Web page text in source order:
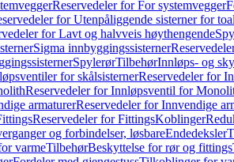
Reservedeler for For systemvegger
for Utenpåliggende sisterner for
for Lavt og halvveis høythengende
Sigma innbyggingssisterner
SpylerørTilbehørInnløps- og
for skålsisternerReservedeler for
Reservedeler for Innløpsventil for
armaturerReservedeler for Innvendige
Reservedeler for FittingsKoblinger
og forbindelser, løsbareEndedeksler
varmeTilbehørBeskyttelse for rør og fittings